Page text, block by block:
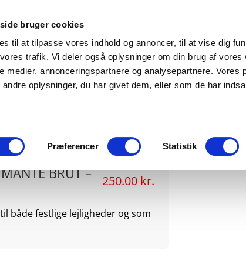
bruger cookies
til at tilpasse vores indhold og annoncer, til at vise dig
trafik. Vi deler også oplysninger om din brug af
medier, annonceringspartnere og analysepartnere. Vores
oplysninger, du har givet dem, eller som de har
Præferencer Statistik
Mousserende
BRUT –
250.00 kr.
både festlige lejligheder og som